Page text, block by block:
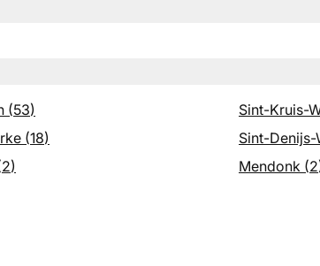
(53) Sint-Kruis-
(18) Sint-Denijs-
2) Mendonk (2